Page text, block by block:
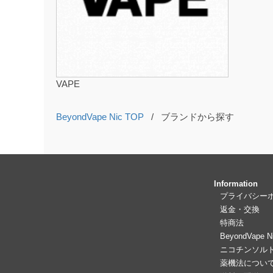
VAPE
BeyondVape Nic TOP / ブランドから探す
Information
プライバシー
返金・交換
特商法
BeyondVape
ニコチンソル
薬機法につい